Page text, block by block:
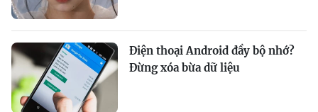
Điện thoại Android đầy bộ nhớ?
Đừng xóa bừa dữ liệu